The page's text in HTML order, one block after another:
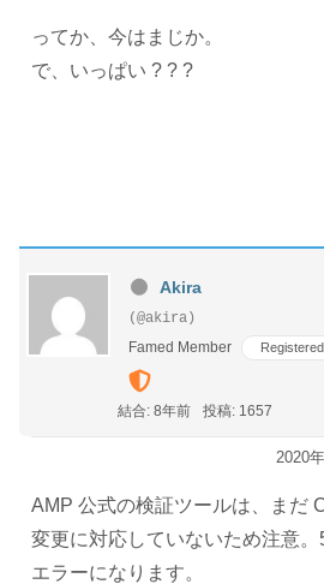
ってか、今はまじか。
で、いっぱい ? ? ?
Akira
(@akira)
Famed Member
Registered
結合: 8年前 投稿: 1657
2020
AMP 公式の検証ツールは、まだ
変更に対応していないため注意。
エラーになります。